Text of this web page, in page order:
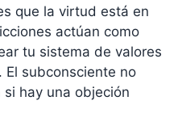
que la virtud está en
actúan como
tu sistema de valores
subconsciente no
hay una objeción